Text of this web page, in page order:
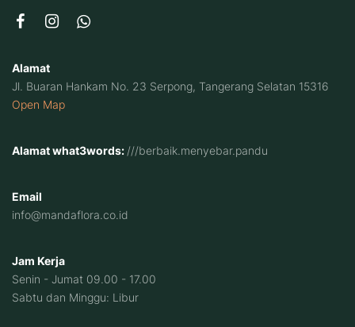
Alamat
Jl. Buaran Hankam No. 23 Serpong, Tangerang Selatan 15316
Open Map
Alamat what3words: ///berbaik.menyebar.pandu
Email
info@mandaflora.co.id
Jam Kerja
Senin - Jumat 09.00 - 17.00
Sabtu dan Minggu: Libur